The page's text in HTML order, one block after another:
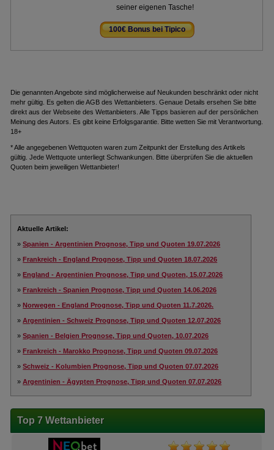
seiner eigenen Tasche!
100€ Bonus bei Tipico
Die genannten Angebote sind möglicherweise auf Neukunden beschränkt oder nicht
mehr gültig. Es gelten die AGB des Wettanbieters. Genaue Details ersehen Sie bitte
direkt aus der Webseite des Wettanbieters. Alle Tipps basieren auf der persönlichen
Meinung des Autors. Es gibt keine Erfolgsgarantie. Bitte wetten Sie mit Verantwortung.
18+
* Alle angegebenen Wettquoten waren zum Zeitpunkt der Erstellung des Artikels
gültig. Jede Wettquote unterliegt Schwankungen. Bitte überprüfen Sie die aktuellen
Quoten beim jeweiligen Wettanbieter!
Aktuelle Artikel:
»Spanien - Argentinien Prognose, Tipp und Quoten 19.07.2026
»Frankreich - England Prognose, Tipp und Quoten 18.07.2026
»England - Argentinien Prognose, Tipp und Quoten, 15.07.2026
»Frankreich - Spanien Prognose, Tipp und Quoten 14.06.2026
»Norwegen - England Prognose, Tipp und Quoten 11.7.2026.
»Argentinien - Schweiz Prognose, Tipp und Quoten 12.07.2026
»Spanien - Belgien Prognose, Tipp und Quoten, 10.07.2026
»Frankreich - Marokko Prognose, Tipp und Quoten 09.07.2026
»Schweiz - Kolumbien Prognose, Tipp und Quoten 07.07.2026
»Argentinien - Ägypten Prognose, Tipp und Quoten 07.07.2026
Top 7 Wettanbieter